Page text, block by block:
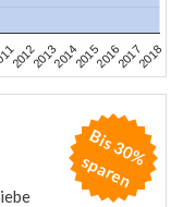
2012201320142015201620172018
B
is
3
0
%
s
p
a
r
e
n